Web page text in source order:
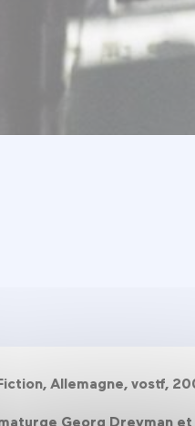
Allemagne, vostf,
Georg Dreyman